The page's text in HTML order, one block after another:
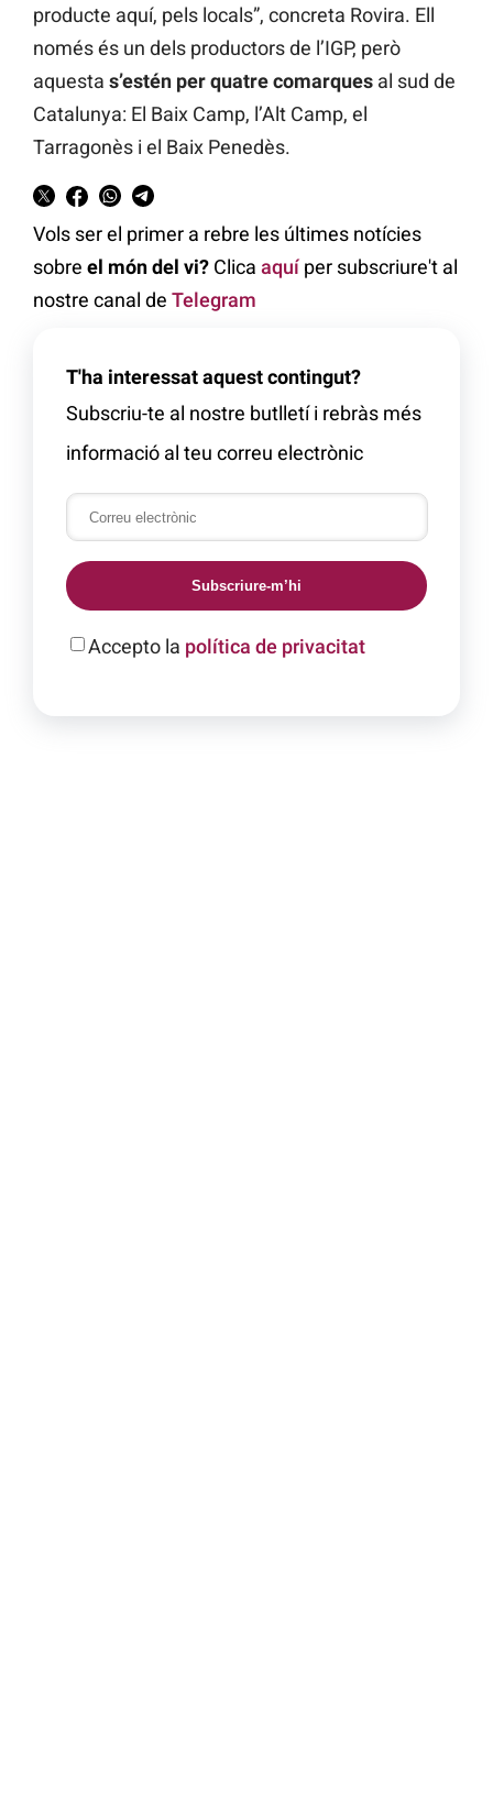
producte aquí, pels locals”, concreta Rovira. Ell
només és un dels productors de l’IGP, però
aquesta s’estén per quatre comarques al sud de
Catalunya: El Baix Camp, l’Alt Camp, el
Tarragonès i el Baix Penedès.
Vols ser el primer a rebre les últimes notícies
sobre el món del vi? Clica aquíper subscriure't al
nostre canal de Telegram
T'ha interessat aquest contingut?
Subscriu-te al nostre butlletí i rebràs més
informació al teu correu electrònic
Subscriure-m’hi
Accepto la política de privacitat